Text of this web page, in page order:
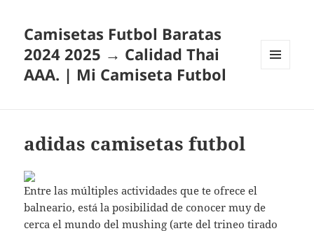
Camisetas Futbol Baratas
2024 2025 → Calidad Thai
AAA. | Mi Camiseta Futbol
adidas camisetas futbol
Entre las múltiples actividades que te ofrece el
balneario, está la posibilidad de conocer muy de
cerca el mundo del mushing (arte del trineo tirado